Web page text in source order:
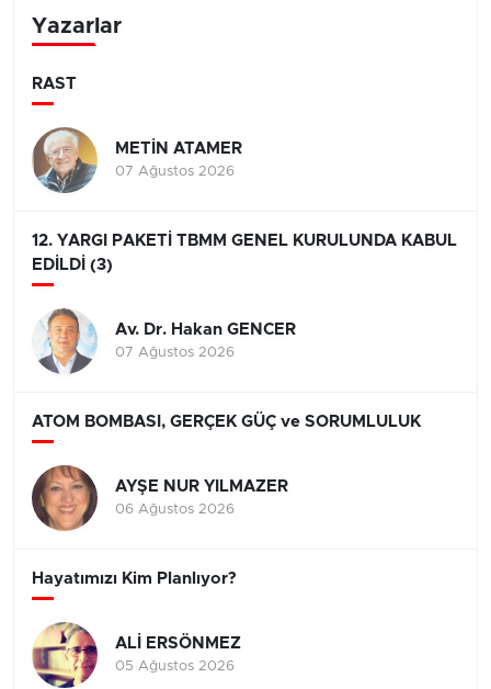
Yazarlar
RAST
METİN ATAMER
07 Ağustos 2026
12. YARGI PAKETİ TBMM GENEL KURULUNDA KABUL
EDİLDİ (3)
Av. Dr. Hakan GENCER
07 Ağustos 2026
ATOM BOMBASI, GERÇEK GÜÇ ve SORUMLULUK
AYŞE NUR YILMAZER
06 Ağustos 2026
Hayatımızı Kim Planlıyor?
ALİ ERSÖNMEZ
05 Ağustos 2026